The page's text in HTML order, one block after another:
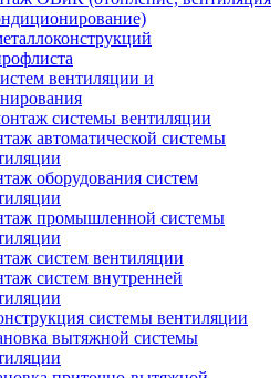
вентиляции и
системы вентиляции
автоматической системы
оборудования систем
промышленной системы
систем вентиляции
систем внутренней
системы вентиляции
вытяжной системы